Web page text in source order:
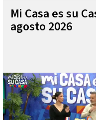
Mi Casa es su
agosto 2026